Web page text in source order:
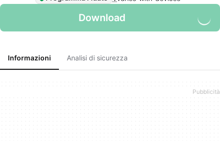
Download
Informazioni Analisi di sicurezza